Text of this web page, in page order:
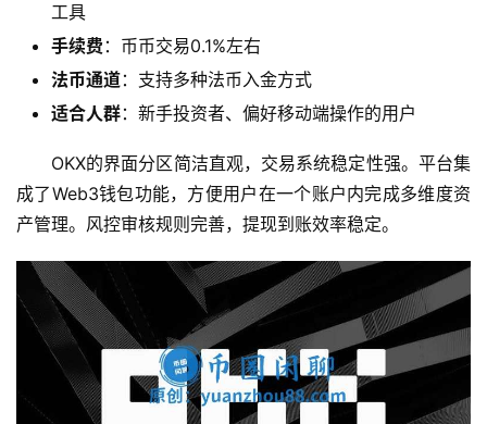
工具
手续费 ：币币交易0.1%左右
法币通道：支持多种法币入金方式
适合人群：新手投资者、偏好移动端操作的用户
OKX的界面分区简洁直观，交易系统稳定性强。平台集
成了Web3钱包功能，方便用户在一个账户内完成多维度资
产管理。风控审核规则完善，提现到账效率稳定。